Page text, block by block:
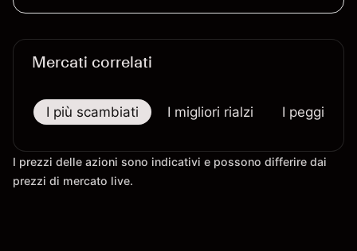
debole domanda cinese
Mercati correlati
I più scambiati I migliori rialzi I peggiori
I prezzi delle azioni sono indicativi e possono differire dai
prezzi di mercato live.